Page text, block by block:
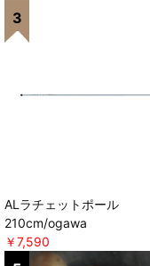
ALラチェットポール
210cm/ogawa
￥7,590